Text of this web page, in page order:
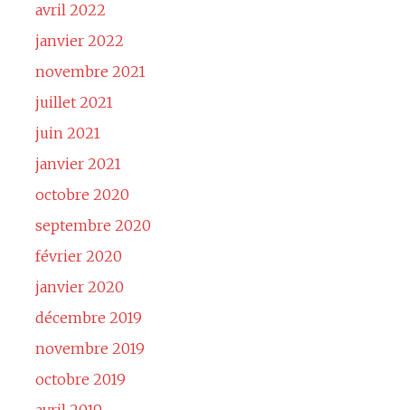
avril 2022
janvier 2022
novembre 2021
juillet 2021
juin 2021
janvier 2021
octobre 2020
septembre 2020
février 2020
janvier 2020
décembre 2019
novembre 2019
octobre 2019